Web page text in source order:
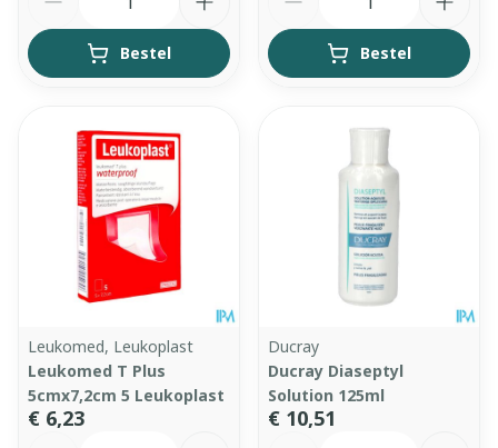
Bestel Bestel
Leukomed, Leukoplast
Leukomed T Plus
5cmx7,2cm 5 Leukoplast
€ 6,23
Ducray
Ducray Diaseptyl
Solution 125ml
€ 10,51